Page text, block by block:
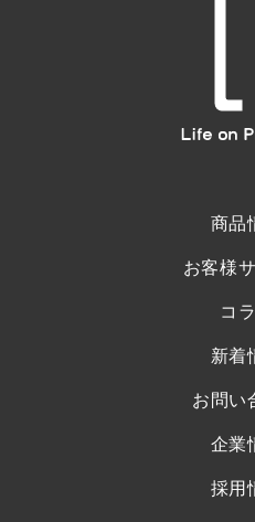
商品
お客様
コ
新着
お問い
企業
採用